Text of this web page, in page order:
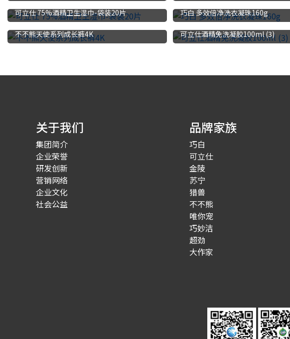
可立仕 75%酒精卫生湿巾-袋装20片 巧白 多效倍净洗衣凝珠160g
不不熊天使系列成长裤4K 可立仕酒精免洗凝胶100ml (3)
关于我们
集团简介
企业荣誉
研发创新
营销网络
企业文化
社会公益
品牌家族
巧白
可立仕
金陵
苏宁
猎兽
不不熊
唯你宠
巧妙洁
超劲
大作家